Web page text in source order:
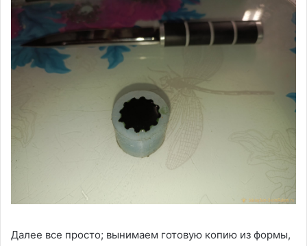
Далее все просто; вынимаем готовую копию из формы,